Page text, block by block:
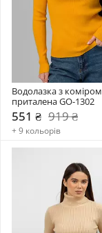
Водолазка з коміром
приталена GO-1302
551 ₴ 919 ₴
+ 9 кольорів